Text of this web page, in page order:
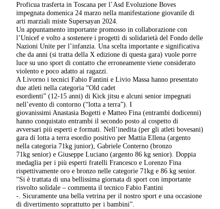
Proficua trasferta in Toscana per l’Asd Evoluzione Boves
impegnata domenica 24 marzo nella manifestazione giovanile di
arti marziali miste Supersayan 2024.
Un appuntamento importante promosso in collaborazione con
l’Unicef e volto a sostenere i progetti di solidarietà del Fondo delle
Nazioni Unite per l’infanzia. Una scelta importante e significativa
che da anni (si tratta della X edizione di questa gara) vuole porre
luce su uno sport di contatto che erroneamente viene considerato
violento e poco adatto ai ragazzi.
A Livorno i tecnici Fabio Fantini e Livio Massa hanno presentato
due atleti nella categoria “Old cadet
esordienti” (12-15 anni) di Kick jitsu e alcuni senior impegnati
nell’evento di contorno (“lotta a terra”). I
giovanissimi Anastasia Bogetti e Matteo Fina (entrambi dodicenni)
hanno conquistato entrambi il secondo posto al cospetto di
avversari più esperti e formati. Nell’inedita (per gli atleti bovesani)
gara di lotta a terra esordio positivo per Mattia Ellena (argento
nella categoria 71kg junior), Gabriele Conterno (bronzo
71kg senior) e Giuseppe Luciano (argento 86 kg senior). Doppia
medaglia per i più esperti fratelli Francesco e Lorenzo Fina
rispettivamente oro e bronzo nelle categorie 71kg e 86 kg senior.
“Si è trattata di una bellissima giornata di sport con importante
risvolto solidale – commenta il tecnico Fabio Fantini
-. Sicuramente una bella vetrina per il nostro sport e una occasione
di divertimento soprattutto per i bambini”.